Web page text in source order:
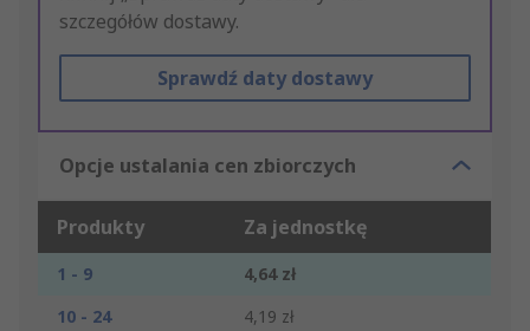
szczegółów dostawy.
Sprawdź daty dostawy
Opcje ustalania cen zbiorczych
Produkty Za jednostkę
1 - 9
4,64 zł
10 - 24
4,19 zł